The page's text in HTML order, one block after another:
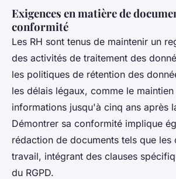
Exigences en matière de
conformité
Les RH sont tenus de maintenir un
des activités de traitement des
les politiques de rétention des
les délais légaux, comme le
informations jusqu'à cinq ans après
Démontrer sa conformité implique
rédaction de documents tels que les
travail, intégrant des clauses
du RGPD.